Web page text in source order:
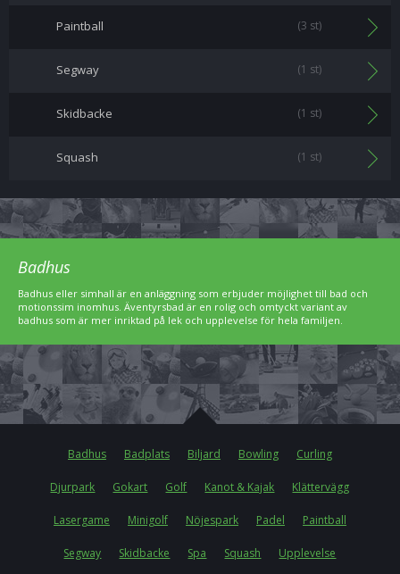
Paintball (3 st)
Segway (1 st)
Skidbacke (1 st)
Squash (1 st)
Badhus
Badhus eller simhall är en anläggning som erbjuder möjlighet till bad och
motionssim inomhus. Äventyrsbad är en rolig och omtyckt variant av
badhus som är mer inriktad på lek och upplevelse för hela familjen.
Badhus Badplats Biljard Bowling Curling
Djurpark Gokart Golf Kanot & Kajak Klättervägg
Lasergame Minigolf Nöjespark Padel Paintball
Segway Skidbacke Spa Squash Upplevelse